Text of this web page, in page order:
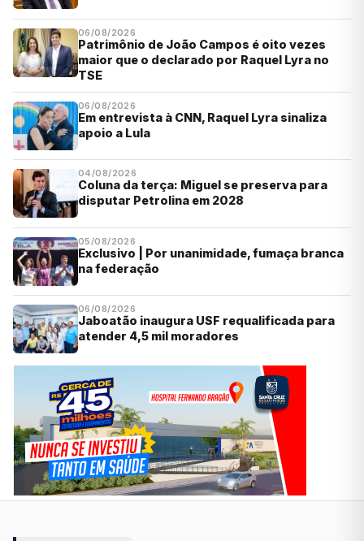
06/08/2026
Patrimônio de João Campos é oito vezes
maior que o declarado por Raquel Lyra no
TSE
06/08/2026
Em entrevista à CNN, Raquel Lyra sinaliza
apoio a Lula
04/08/2026
Coluna da terça: Miguel se preserva para
disputar Petrolina em 2028
05/08/2026
Exclusivo | Por unanimidade, fumaça branca
na federação
06/08/2026
Jaboatão inaugura USF requalificada para
atender 4,5 mil moradores